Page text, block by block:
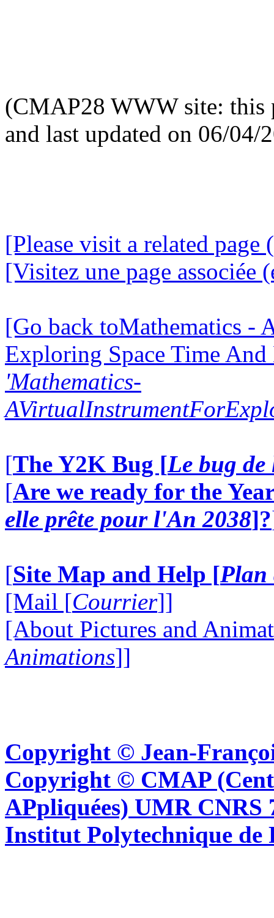
(CMAP28 WWW site: this
and last updated on 06/04/
[Please visit a related
[Visitez une page
[Go back toMathematics -
Exploring Space Time
'Mathematics-
[The Y2K Bug [Le bug
[Are we ready for the
elle prête pour l'An 2038]?
[Site Map and Help [Plan
[Mail [Courrier]]
[About Pictures and
Animations]]
Copyright © Jean-
Copyright © CMAP
APpliquées) UMR CNRS
Institut Polytechnique de